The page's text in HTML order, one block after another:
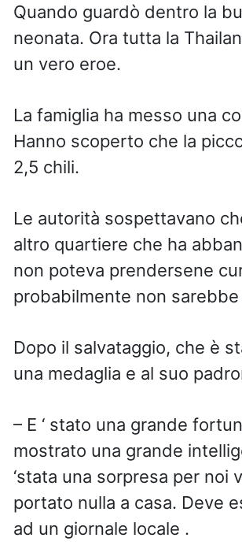
Quando guardò dentro la
neonata. Ora tutta la
un vero eroe.
La famiglia ha messo una
Hanno scoperto che la
2,5 chili.
Le autorità sospettavano
altro quartiere che ha
non poteva prendersene
probabilmente non
Dopo il salvataggio, che è
una medaglia e al suo
– E ‘ stato una grande
mostrato una grande
‘stata una sorpresa per noi
portato nulla a casa. Deve
ad un giornale locale .